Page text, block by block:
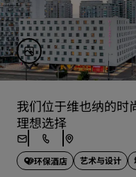
我们位于维也纳的时
理想选择
环保酒店 艺术与设计